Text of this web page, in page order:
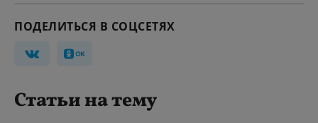
ПОДЕЛИТЬСЯ В СОЦСЕТЯХ
Статьи на тему